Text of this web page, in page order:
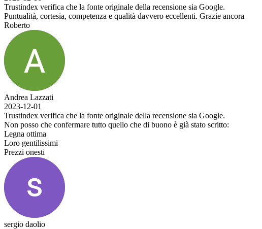
che la fonte originale della recensione sia Google.
competenza e qualità davvero eccellenti. Grazie ancora
che la fonte originale della recensione sia Google.
tutto quello che di buono è già stato scritto: